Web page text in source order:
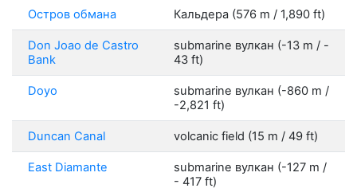
Остров обмана Кальдера (576 m / 1,890 ft)
Don Joao de Castro
Bank
submarine вулкан (-13 m / -
43 ft)
Doyo
submarine вулкан (-860 m /
-2,821 ft)
Duncan Canal volcanic field (15 m / 49 ft)
East Diamante
submarine вулкан (-127 m /
- 417 ft)